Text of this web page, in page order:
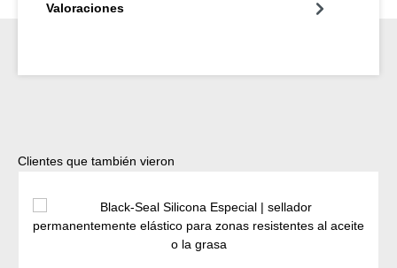
Valoraciones
Omitir la galería de productos
Clientes que también vieron